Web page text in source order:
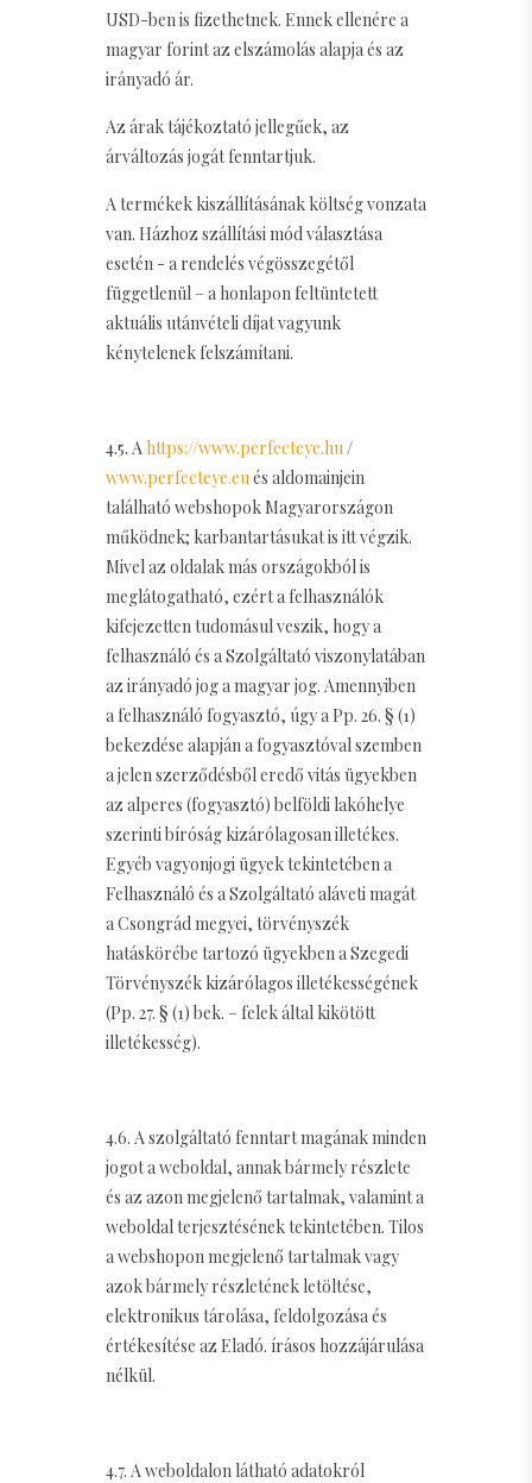
USD-ben is fizethetnek. Ennek ellenére a
magyar forint az elszámolás alapja és az
irányadó ár.
Az árak tájékoztató jellegűek, az
árváltozás jogát fenntartjuk.
A termékek kiszállításának költség vonzata
van. Házhoz szállítási mód választása
esetén - a rendelés végösszegétől
függetlenül – a honlapon feltüntetett
aktuális utánvételi díjat vagyunk
kénytelenek felszámítani.
4.5. A https://www.perfecteye.hu/
www.perfecteye.eués aldomainjein
található webshopok Magyarországon
működnek; karbantartásukat is itt végzik.
Mivel az oldalak más országokból is
meglátogatható, ezért a felhasználók
kifejezetten tudomásul veszik, hogy a
felhasználó és a Szolgáltató viszonylatában
az irányadó jog a magyar jog. Amennyiben
a felhasználó fogyasztó, úgy a Pp. 26. § (1)
bekezdése alapján a fogyasztóval szemben
a jelen szerződésből eredő vitás ügyekben
az alperes (fogyasztó) belföldi lakóhelye
szerinti bíróság kizárólagosan illetékes.
Egyéb vagyonjogi ügyek tekintetében a
Felhasználó és a Szolgáltató aláveti magát
a Csongrád megyei, törvényszék
hatáskörébe tartozó ügyekben a Szegedi
Törvényszék kizárólagos illetékességének
(Pp. 27. § (1) bek. – felek által kikötött
illetékesség).
4.6. A szolgáltató fenntart magának minden
jogot a weboldal, annak bármely részlete
és az azon megjelenő tartalmak, valamint a
weboldal terjesztésének tekintetében. Tilos
a webshopon megjelenő tartalmak vagy
azok bármely részletének letöltése,
elektronikus tárolása, feldolgozása és
értékesítése az Eladó. írásos hozzájárulása
nélkül.
4.7. A weboldalon látható adatokról